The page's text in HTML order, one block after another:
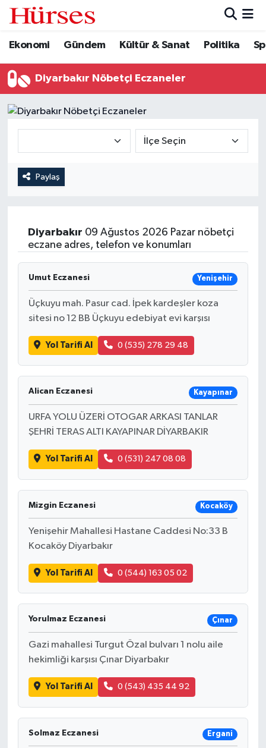
Ekonomi Gündem Kültür & Sanat Politika
Diyarbakır Nöbetçi Eczaneler
Paylaş
Diyarbakır 09 Ağustos 2026 Pazar nöbetçi
eczane adres, telefon ve konumları
Umut Eczanesi Yenişehir
Üçkuyu mah. Pasur cad. İpek kardeşler koza
sitesi no 12 BB Üçkuyu edebiyat evi karşısı
Yol Tarifi Al 0 (535) 278 29 48
Alican Eczanesi Kayapınar
URFA YOLU ÜZERİ OTOGAR ARKASI TANLAR
ŞEHRİ TERAS ALTI KAYAPINAR DİYARBAKIR
Yol Tarifi Al 0 (531) 247 08 08
Mizgin Eczanesi Kocaköy
Yenişehir Mahallesi Hastane Caddesi No:33 B
Kocaköy Diyarbakır
Yol Tarifi Al 0 (544) 163 05 02
Yorulmaz Eczanesi Çınar
Gazi mahallesi Turgut Özal bulvarı 1 nolu aile
hekimliği karşısı Çınar Diyarbakır
Yol Tarifi Al 0 (543) 435 44 92
Solmaz Eczanesi Ergani
Ekonomi
Gündem
Kültür & Sanat
Spor
Hava Durumu
Trafik Durumu
Süper Lig Puan Durumu ve Fikstür
Son Dakika Haberleri